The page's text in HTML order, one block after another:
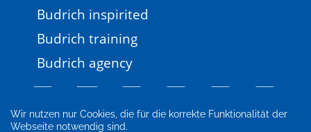
Wir nutzen nur Cookies, die für die korrekte Funktionalität der
Webseite notwendig sind.
Budrich inspirited
Budrich training
Budrich agency